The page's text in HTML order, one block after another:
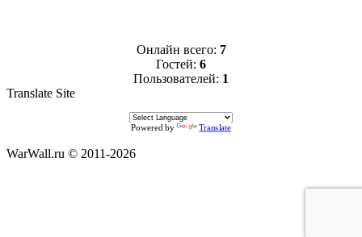
Онлайн всего: 7
Гостей: 6
Пользователей: 1
Translate Site
Powered by Translate
WarWall.ru © 2011-2026